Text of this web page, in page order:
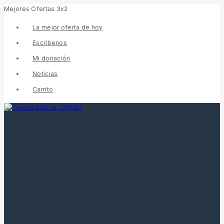
Mejores Ofertas 3x2
La mejor oferta de hoy
Escríbenos
Mi donación
Noticias
Carrito